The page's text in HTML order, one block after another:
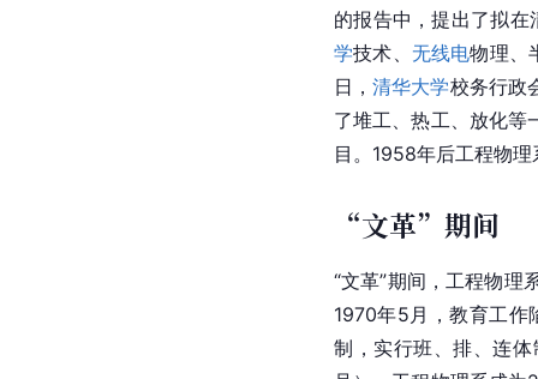
的报告中，提出了拟
学技术、 无线电物理、
日，清华大学校务行政
了堆工、热工、放化等
目。1958年后工程物
“文革”期间
“文革”期间，工程物理
1970年5月，教育工作
制，实行班、排、连